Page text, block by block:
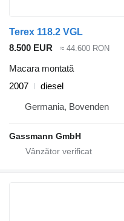
Terex 118.2 VGL
8.500 EUR
≈ 44.600 RON
Macara montată
2007
diesel
Germania, Bovenden
Gassmann GmbH